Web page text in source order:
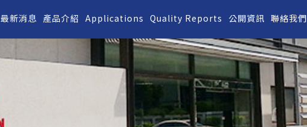
最新消息 產品介紹 Applications Quality Reports 公開資訊 聯絡我們